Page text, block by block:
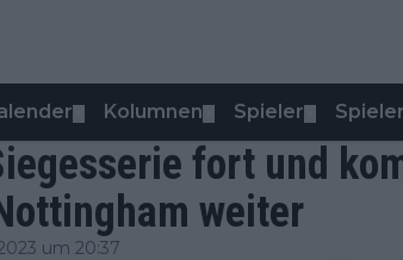
Kolumnen Spieler
fort und
weiter
um 20:37